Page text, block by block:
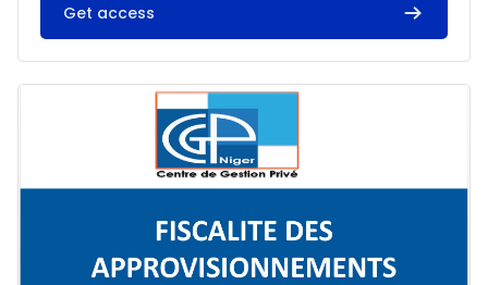
Get access
Image du cours FISCALITE DES APPROVISIONNEMENTS